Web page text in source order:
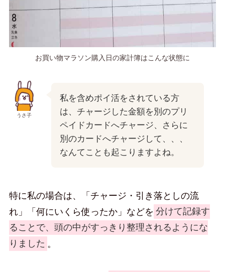
お買い物マラソン購入日の家計簿はこんな状態に
うさ子
私を含めポイ活をされている方
は、チャージした金額を別のプリ
ペイドカードへチャージ、さらに
別のカードへチャージして、、、
なんてことも起こりますよね。
特に私の場合は、「チャージ・引き落としの流
れ」「何にいくら使ったか」などを 分けて記録す
ることで、頭の中がすっきり整理されるようにな
りました 。